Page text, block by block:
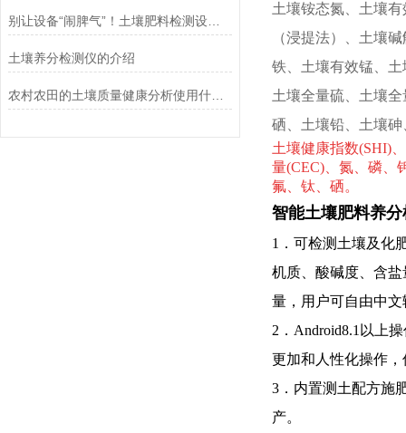
别让设备“闹脾气”！土壤肥料检测设备保养的实用指南，一看就会
土壤养分检测仪的介绍
农村农田的土壤质量健康分析使用什么仪器好
土壤铵态氮、土壤
（浸提法）、土壤
铁、土壤有效锰、
土壤全量硫、土壤
硒、土壤铅、土壤
土壤健康指数(SHI)
量(CEC)、氮、磷、
氟、钛、硒。
智能土壤肥料养
1．可检测土壤及化
机质、酸碱度、含
量， 用户可自由中
2．Android8.1以上
更加和人性化操作，
3．内置测土配方施
产。